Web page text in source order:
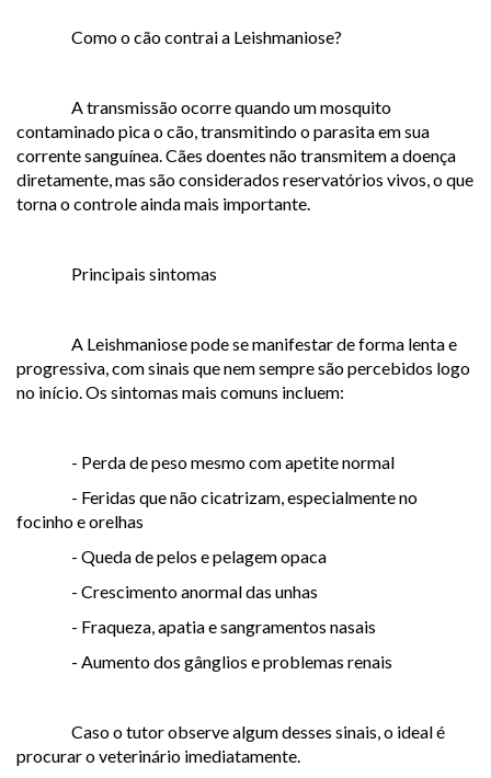
Como o cão contrai a Leishmaniose?
A transmissão ocorre quando um mosquito
contaminado pica o cão, transmitindo o parasita em sua
corrente sanguínea. Cães doentes não transmitem a doença
diretamente, mas são considerados reservatórios vivos, o que
torna o controle ainda mais importante.
Principais sintomas
A Leishmaniose pode se manifestar de forma lenta e
progressiva, com sinais que nem sempre são percebidos logo
no início. Os sintomas mais comuns incluem:
- Perda de peso mesmo com apetite normal
- Feridas que não cicatrizam, especialmente no
focinho e orelhas
- Queda de pelos e pelagem opaca
- Crescimento anormal das unhas
- Fraqueza, apatia e sangramentos nasais
- Aumento dos gânglios e problemas renais
Caso o tutor observe algum desses sinais, o ideal é
procurar o veterinário imediatamente.